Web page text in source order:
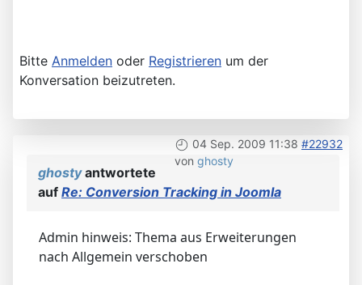
Bitte Anmelden oder Registrieren um der
Konversation beizutreten.
04 Sep. 2009 11:38 #22932
von ghosty
ghostyantwortete
auf Re: Conversion Tracking in Joomla
Admin hinweis: Thema aus Erweiterungen
nach Allgemein verschoben